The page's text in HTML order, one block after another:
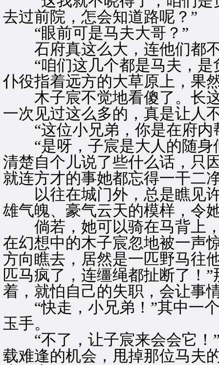
去过前院，怎会知道路呢？”
“眼前可是马夫大哥？”
石府真这么大，连他们都
“咱们这几个都是马夫，是
仆役指着远方的大草原上，果
木子宸不觉地看傻了。长这
一次见过这么多的，真是让人
“这位小兄弟，你是在府内
“是呀，子宸是大人的随身
清楚自个儿说了些什么话，只
就连方才的事她都忘得一干二
以往在城门外，总是瞧见许
雄气魄、豪气云天的模样，令
倘若，她可以骑在马背上，
在幻想中的木子宸忽地被一声
方向瞧去，居然是一匹野马往
匹马疯了，连缰绳都扯断了！
着，就怕自己的失职，会让事
“快走，小兄弟！”其中一个
玉手。
“不了，让子宸来会会它！”
载难逢的机会，甩掉那位马夫